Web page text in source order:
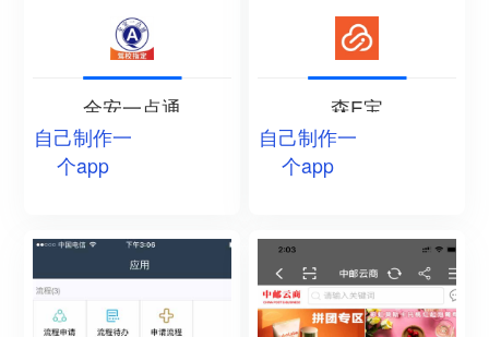
全安一点通
自己制作一
个app
森E宝
自己制作一
个app